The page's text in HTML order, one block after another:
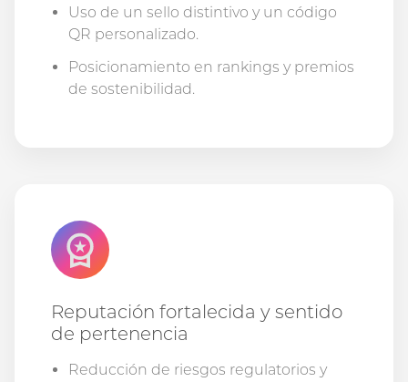
Uso de un sello distintivo y un código
QR personalizado.
Posicionamiento en rankings y premios
de sostenibilidad.
Reputación fortalecida y sentido
de pertenencia
Reducción de riesgos regulatorios y